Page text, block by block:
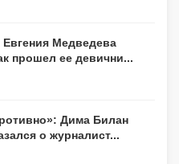
Евгения Медведева
прошел ее девични...
Дима Билан
о журналист...